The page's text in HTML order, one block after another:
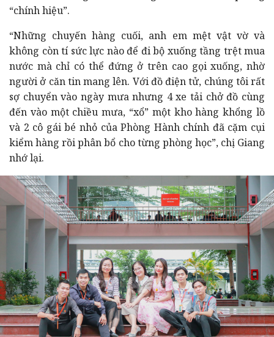
“chính hiệu”.
“Những chuyến hàng cuối, anh em mệt vật vờ và
không còn tí sức lực nào để đi bộ xuống tầng trệt mua
nước mà chỉ có thể đứng ở trên cao gọi xuống, nhờ
người ở căn tin mang lên. Với đồ điện tử, chúng tôi rất
sợ chuyển vào ngày mưa nhưng 4 xe tải chở đồ cùng
đến vào một chiều mưa, “xổ” một kho hàng khổng lồ
và 2 cô gái bé nhỏ của Phòng Hành chính đã cặm cụi
kiểm hàng rồi phân bổ cho từng phòng học”, chị Giang
nhớ lại.